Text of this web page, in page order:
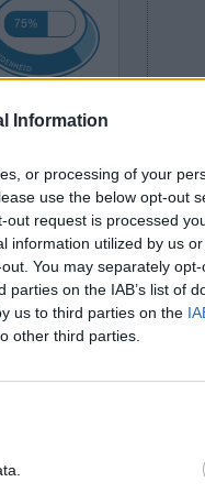
Information
or processing of your
use the below opt-out
request is processed
information utilized by us
You may separately
on the IAB’s list of
us to third parties on the
other third parties.
te
en
0 reacties